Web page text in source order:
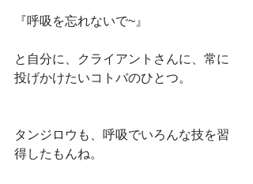
『呼吸を忘れないで~』
と自分に、クライアントさんに、常に
投げかけたいコトバのひとつ。
タンジロウも、呼吸でいろんな技を習
得したもんね。